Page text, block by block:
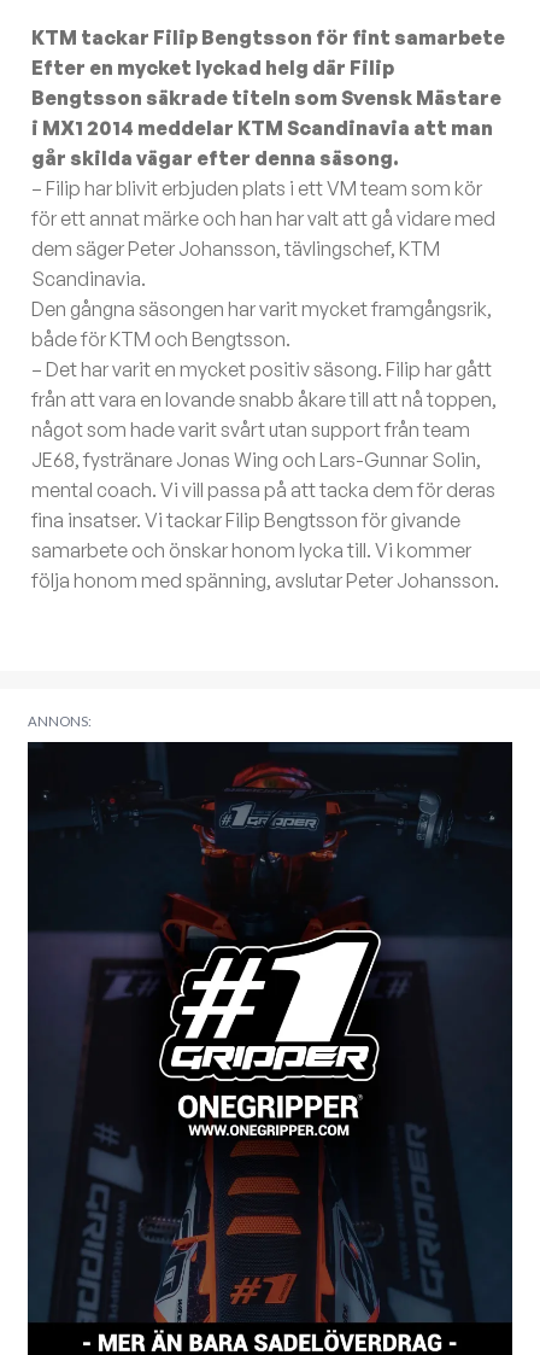
KTM tackar Filip Bengtsson för fint samarbete
Efter en mycket lyckad helg där Filip
Bengtsson säkrade titeln som Svensk Mästare
i MX1 2014 meddelar KTM Scandinavia att man
går skilda vägar efter denna säsong.
– Filip har blivit erbjuden plats i ett VM team som kör
för ett annat märke och han har valt att gå vidare med
dem säger Peter Johansson, tävlingschef, KTM
Scandinavia.
Den gångna säsongen har varit mycket framgångsrik,
både för KTM och Bengtsson.
– Det har varit en mycket positiv säsong. Filip har gått
från att vara en lovande snabb åkare till att nå toppen,
något som hade varit svårt utan support från team
JE68, fystränare Jonas Wing och Lars-Gunnar Solin,
mental coach. Vi vill passa på att tacka dem för deras
fina insatser. Vi tackar Filip Bengtsson för givande
samarbete och önskar honom lycka till. Vi kommer
följa honom med spänning, avslutar Peter Johansson.
ANNONS: